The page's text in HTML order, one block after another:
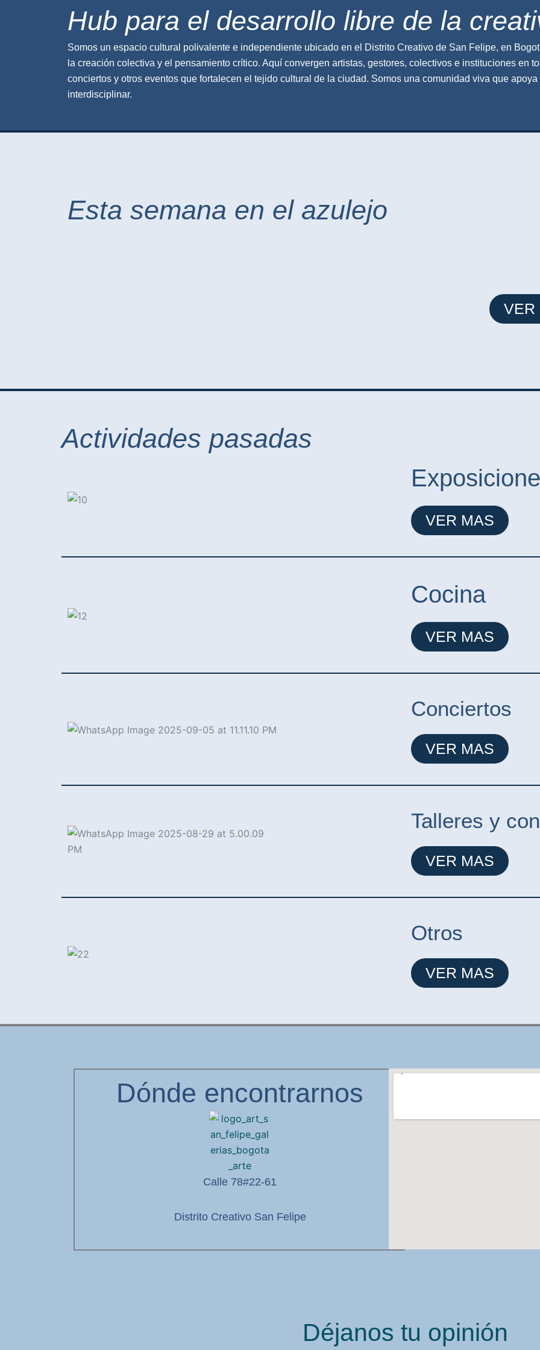
Hub para el desarrollo libre de la
Somos un espacio cultural polivalente e independiente ubicado en el Distrito Creativo de San Felipe, en
la creación colectiva y el pensamiento crítico. Aquí convergen artistas, gestores, colectivos e instituciones en
conciertos y otros eventos que fortalecen el tejido cultural de la ciudad. Somos una comunidad viva que
interdisciplinar.
Esta semana en el azulejo
VER
Actividades pasadas
VER MAS
Cocina
VER MAS
Conciertos
VER MAS
Talleres y
VER MAS
Otros
VER MAS
Dónde encontrarnos
Calle 78#22-61
Distrito Creativo San Felipe
Déjanos tu opinión